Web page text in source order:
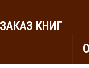
ЗАКАЗ КНИГ